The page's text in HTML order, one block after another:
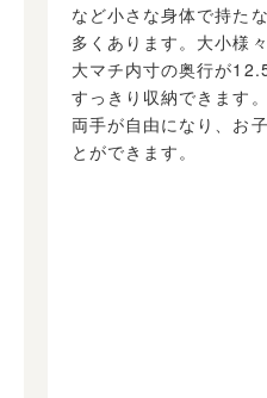
など小さな身体で持た
多くあります。大小様
大マチ内寸の奥行が
すっきり収納できます
両手が自由になり、お
とができます。